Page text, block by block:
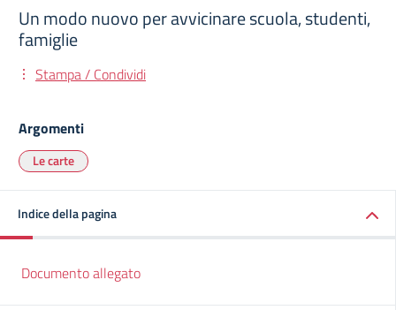
Un modo nuovo per avvicinare scuola, studenti,
famiglie
Stampa / Condividi
Argomenti
Le carte
Indice della pagina
Documento allegato